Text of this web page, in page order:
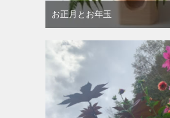
お正月とお年玉